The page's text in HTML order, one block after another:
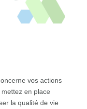
vos actions
en place
la qualité de vie